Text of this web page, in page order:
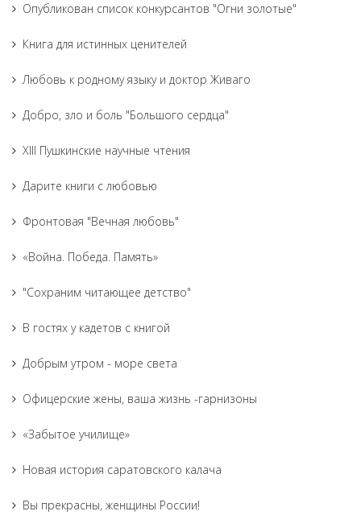
Опубликован список конкурсантов "Огни золотые"
Книга для истинных ценителей
Любовь к родному языку и доктор Живаго
Добро, зло и боль "Большого сердца"
XIII Пушкинские научные чтения
Дарите книги с любовью
Фронтовая "Вечная любовь"
«Война. Победа. Память»
"Сохраним читающее детство"
В гостях у кадетов с книгой
Добрым утром - море света
Офицерские жены, ваша жизнь -гарнизоны
«Забытое училище»
Новая история саратовского калача
Вы прекрасны, женщины России!